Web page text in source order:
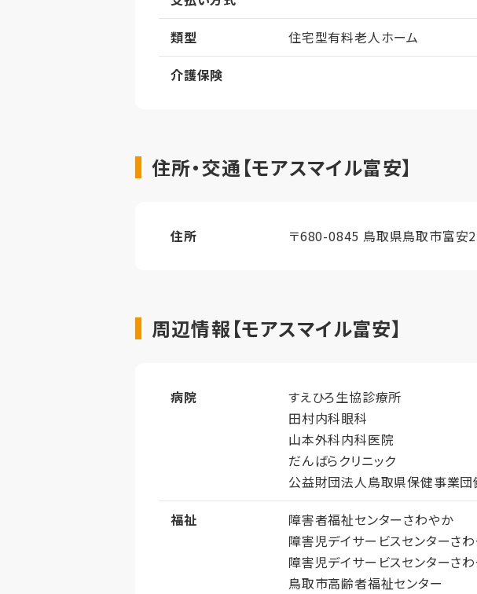
類型
住宅型有料老人ホーム
介護保険
住所・交通【モアスマイル富安】
住所 〒680-0845 鳥取県鳥取市富安
周辺情報【モアスマイル富安】
病院
すえひろ生協診療所
田村内科眼科
山本外科内科医院
だんばらクリニック
公益財団法人鳥取県保健事業団
福祉
障害者福祉センターさわやか
障害児デイサービスセンターさ
障害児デイサービスセンターさ
鳥取市高齢者福祉センター